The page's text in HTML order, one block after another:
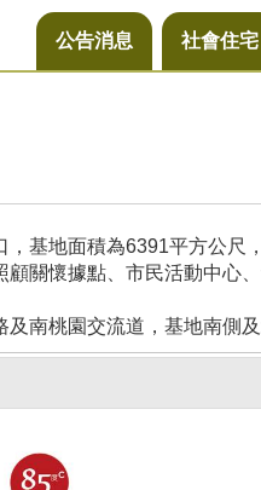
公告消息 社會住宅
基地面積為6391平方公尺
關懷據點、市民活動中心
南桃園交流道，基地南側